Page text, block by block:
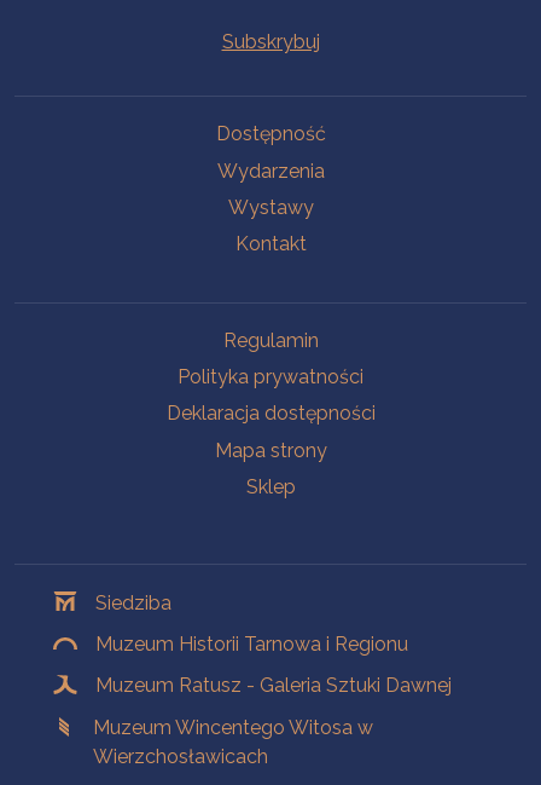
Dostępność
Wydarzenia
Wystawy
Kontakt
Regulamin
Polityka prywatności
Deklaracja dostępności
Mapa strony
Sklep
Siedziba
Muzeum Historii Tarnowa i Regionu
Muzeum Ratusz - Galeria Sztuki Dawnej
Muzeum Wincentego Witosa w
Wierzchosławicach